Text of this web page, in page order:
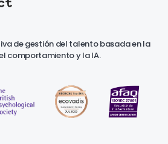
de gestión del talento basada en la
comportamiento y la IA.